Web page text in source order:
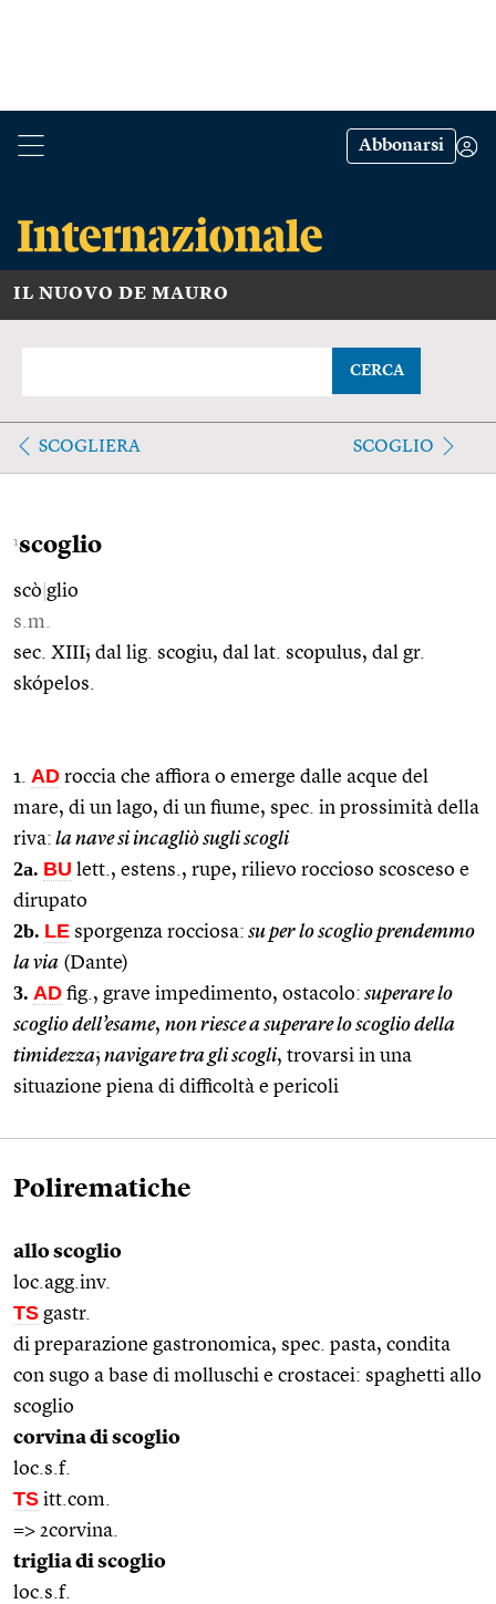
Abbonarsi
IL NUOVO DE MAURO
CERCA
SCOGLIERA SCOGLIO
1scoglio
scò glio
s.m.
sec. XIII; dal lig. scogiu, dal lat. scopulus, dal gr.
skópelos.
1. AD roccia che affiora o emerge dalle acque del
mare, di un lago, di un fiume, spec. in prossimità della
riva: la nave si incagliò sugli scogli
2a. BU lett., estens., rupe, rilievo roccioso scosceso e
dirupato
2b. LE sporgenza rocciosa: su per lo scoglio prendemmo
la via (Dante)
3. AD fig., grave impedimento, ostacolo: superare lo
scoglio dell’esame, non riesce a superare lo scoglio della
timidezza; navigare tra gli scogli, trovarsi in una
situazione piena di difficoltà e pericoli
Polirematiche
allo scoglio
loc.agg.inv.
TS gastr.
di preparazione gastronomica, spec. pasta, condita
con sugo a base di molluschi e crostacei: spaghetti allo
scoglio
corvina di scoglio
loc.s.f.
TS itt.com.
=> 2corvina.
triglia di scoglio
loc.s.f.